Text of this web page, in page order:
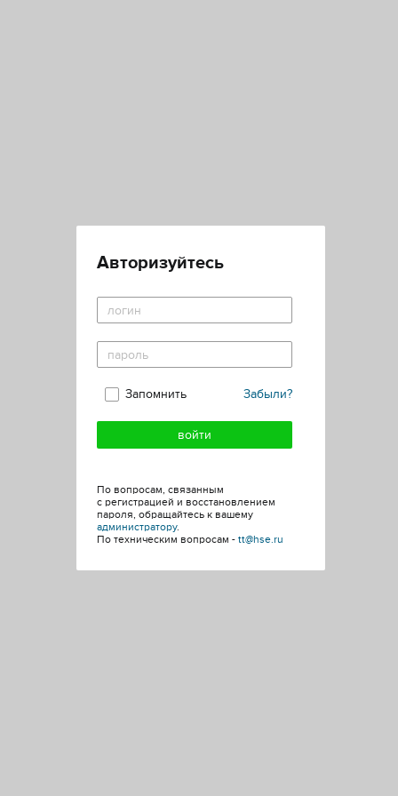
Авторизуйтесь
Забыли?
Запомнить
По вопросам, связанным
с регистрацией и восстановлением
пароля, обращайтесь к вашему
администратору.
По техническим вопросам - tt@hse.ru